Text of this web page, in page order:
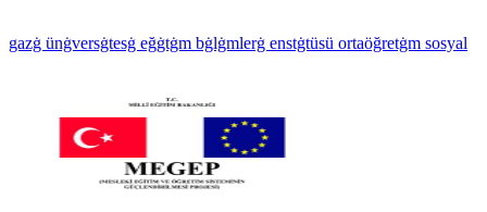
gazġ ünġversġtesġ eğġtġm bġlġmlerġ enstġtüsü ortaöğretġm sosyal